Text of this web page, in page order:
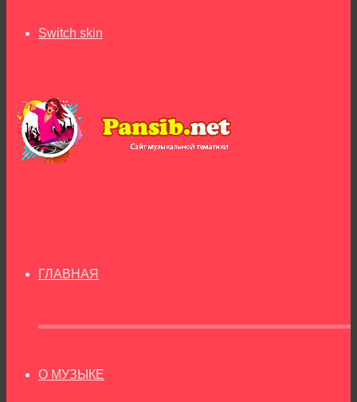
Switch skin
ГЛАВНАЯ
О МУЗЫКЕ